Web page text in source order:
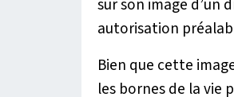
sur son image d’un
autorisation
Bien que cette
les bornes de la vie